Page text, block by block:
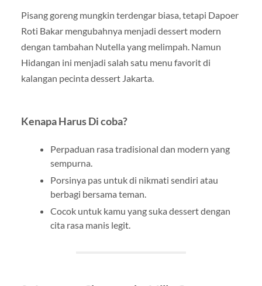
Pisang goreng mungkin terdengar biasa, tetapi Dapoer
Roti Bakar mengubahnya menjadi dessert modern
dengan tambahan Nutella yang melimpah. Namun
Hidangan ini menjadi salah satu menu favorit di
kalangan pecinta dessert Jakarta.
Kenapa Harus Di coba?
Perpaduan rasa tradisional dan modern yang
sempurna.
Porsinya pas untuk di nikmati sendiri atau
berbagi bersama teman.
Cocok untuk kamu yang suka dessert dengan
cita rasa manis legit.